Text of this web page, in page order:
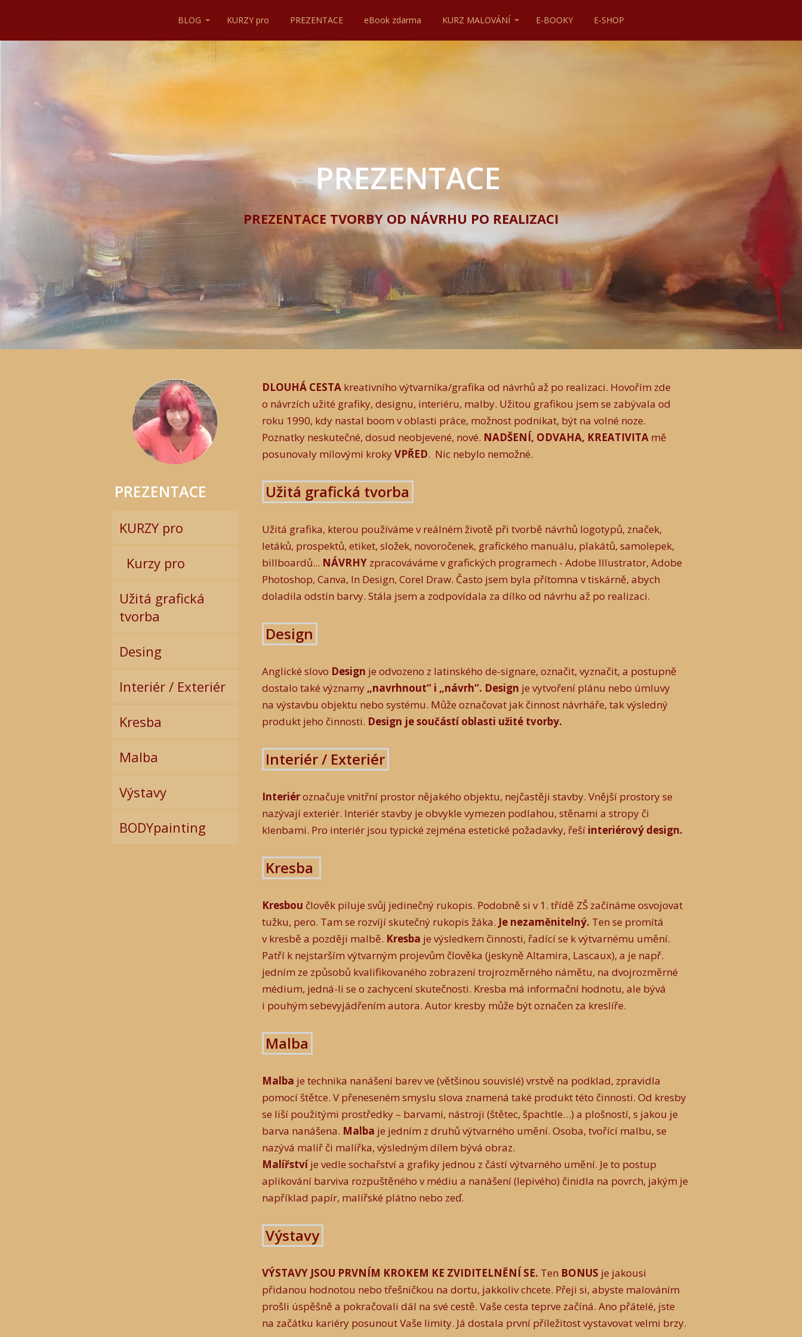
BLOG KURZY pro PREZENTACE eBook zdarma KURZ MALOVÁNÍ E-BOOKY E-SHOP
PREZENTACE
PREZENTACE TVORBY OD NÁVRHU PO REALIZACI
PREZENTACE
KURZY pro
Kurzy pro
Užitá grafická
tvorba
Desing
Interiér / Exteriér
Kresba
Malba
Výstavy
BODYpainting
DLOUHÁ CESTA kreativního výtvarníka/grafika od návrhů až po realizaci. Hovořím zde
o návrzích užité grafiky, designu, interiéru, malby. Užitou grafikou jsem se zabývala od
roku 1990, kdy nastal boom v oblasti práce, možnost podnikat, být na volné noze.
Poznatky neskutečné, dosud neobjevené, nové. NADŠENÍ, ODVAHA, KREATIVITA mě
posunovaly mílovými krokyVPŘED. Nic nebylo nemožné.
Užitá grafická tvorba
Užitá grafika, kterou používáme v reálném životě při tvorbě návrhů logotypů, značek,
letáků, prospektů, etiket, složek, novoročenek, grafického manuálu, plakátů, samolepek,
billboardů... NÁVRHY zpracováváme v grafických programech - Adobe Illustrator, Adobe
Photoshop, Canva, In Design, Corel Draw. Často jsem byla přítomna v tiskárně, abych
doladila odstín barvy. Stála jsem a zodpovídala za dílko od návrhu až po realizaci.
Design
Anglické slovo Design je odvozeno z latinského de-signare, označit, vyznačit, a postupně
dostalo také významy „navrhnout“ i „návrh“. Design je vytvoření plánu nebo úmluvy
na výstavbu objektu nebo systému. Může označovat jak činnost návrháře, tak výsledný
produkt jeho činnosti. Design je součástí oblasti užité tvorby.
Interiér / Exteriér
Interiéroznačuje vnitřní prostor nějakého objektu, nejčastěji stavby. Vnější prostory se
nazývají exteriér. Interiér stavby je obvykle vymezen podlahou, stěnami a stropy či
klenbami. Pro interiér jsou typické zejména estetické požadavky, řeší interiérový design.
Kresba
Kresbou člověk piluje svůj jedinečný rukopis. Podobně si v 1. třídě ZŠ začínáme osvojovat
tužku, pero. Tam se rozvíjí skutečný rukopis žáka. Je nezaměnitelný. Ten se promítá
v kresbě a později malbě. Kresba je výsledkem činnosti, řadící se k výtvarnému umění.
Patří k nejstarším výtvarným projevům člověka (jeskyně Altamira, Lascaux), a je např.
jedním ze způsobů kvalifikovaného zobrazení trojrozměrného námětu, na dvojrozměrné
médium, jedná-li se o zachycení skutečnosti. Kresba má informační hodnotu, ale bývá
i pouhým sebevyjádřením autora. Autor kresby může být označen za kreslíře.
Malba
Malba je technika nanášení barev ve (většinou souvislé) vrstvě na podklad, zpravidla
pomocí štětce. V přeneseném smyslu slova znamená také produkt této činnosti. Od kresby
se liší použitými prostředky – barvami, nástroji (štětec, špachtle…) a plošností, s jakou je
barva nanášena. Malba je jedním z druhů výtvarného umění. Osoba, tvořící malbu, se
nazývá malíř či malířka, výsledným dílem bývá obraz.
Malířstvíje vedle sochařství a grafiky jednou z částí výtvarného umění. Je to postup
aplikování barviva rozpuštěného v médiu a nanášení (lepivého) činidla na povrch, jakým je
například papír, malířské plátno nebo zeď.
Výstavy
VÝSTAVY JSOU PRVNÍM KROKEM KE ZVIDITELNĚNÍ SE. Ten BONUS je jakousi
přidanou hodnotou nebo třešničkou na dortu, jakkoliv chcete. Přeji si, abyste malováním
prošli úspěšně a pokračovali dál na své cestě. Vaše cesta teprve začíná. Ano přátelé, jste
na začátku kariéry posunout Vaše limity. Já dostala první příležitost vystavovat velmi brzy.